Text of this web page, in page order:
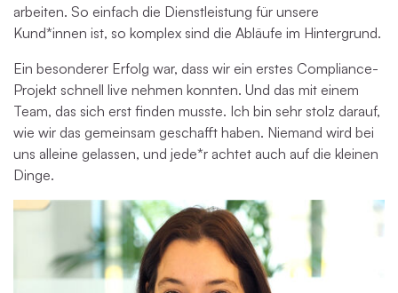
arbeiten. So einfach die Dienstleistung für unsere
Kund*innen ist, so komplex sind die Abläufe im Hintergrund.
Ein besonderer Erfolg war, dass wir ein erstes Compliance-
Projekt schnell live nehmen konnten. Und das mit einem
Team, das sich erst finden musste. Ich bin sehr stolz darauf,
wie wir das gemeinsam geschafft haben. Niemand wird bei
uns alleine gelassen, und jede*r achtet auch auf die kleinen
Dinge.